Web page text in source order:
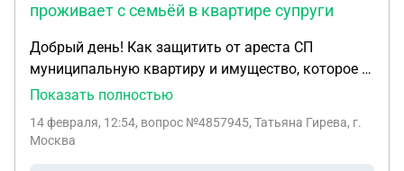
проживает с семьёй в квартире супруги
Добрый день! Как защитить от ареста СП
муниципальную квартиру и имущество, которое в
ней находится, если в ней прописаны мать-
квартире никто не проживает, за коммунальные
Показать полностью
14 февраля, 12:54, вопрос №4857945, Татьяна Гирева, г.
Москва